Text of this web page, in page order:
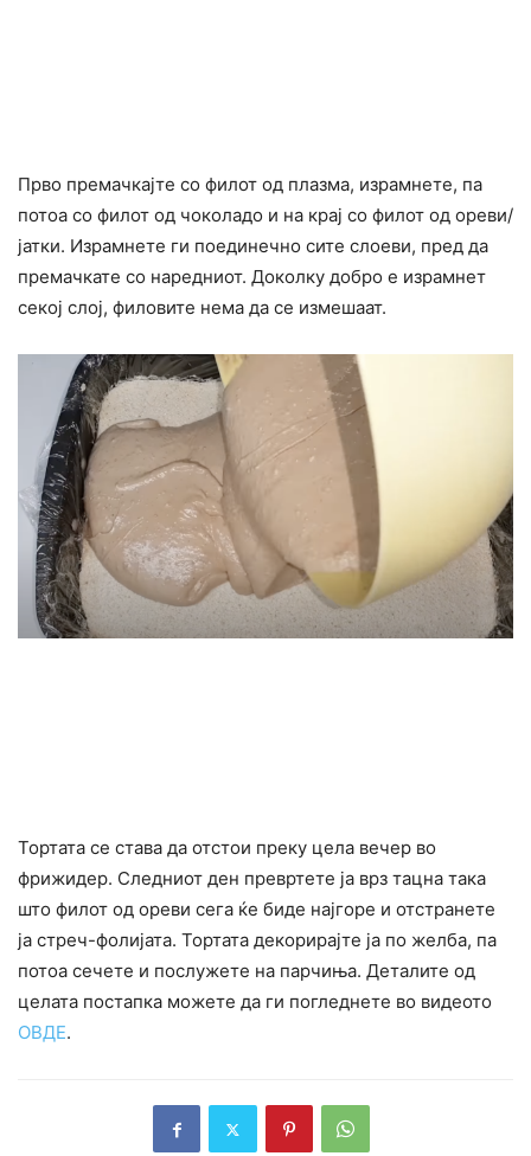
Прво премачкајте со филот од плазма, израмнете, па
потоа со филот од чоколадо и на крај со филот од ореви/
јатки. Израмнете ги поединечно сите слоеви, пред да
премачкате со наредниот. Доколку добро е израмнет
секој слој, филовите нема да се измешаат.
Тортата се става да отстои преку цела вечер во
фрижидер. Следниот ден превртете ја врз тацна така
што филот од ореви сега ќе биде најгоре и отстранете
ја стреч-фолијата. Тортата декорирајте ја по желба, па
потоа сечете и послужете на парчиња. Деталите од
целата постапка можете да ги погледнете во видеото
ОВДЕ.